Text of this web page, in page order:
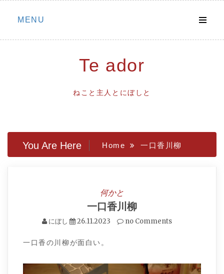
Skip
MENU
Te ador
ねこと主人とにぼしと
You Are Here Home 一口香川柳
何かと
一口香川柳
にぼし 26.11.2023 no Comments
一口香の川柳が面白い。